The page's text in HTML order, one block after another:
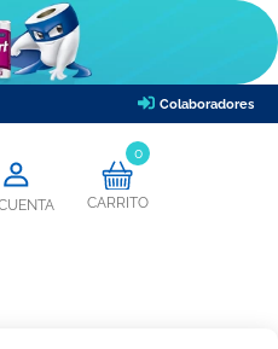
Colaboradores
0
CARRITO